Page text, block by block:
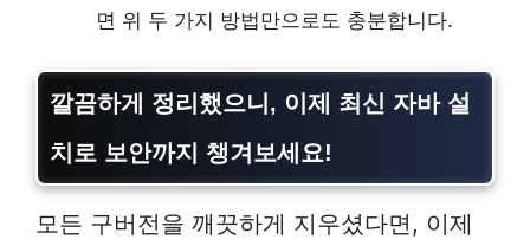
면 위 두 가지 방법만으로도 충분합니다.
깔끔하게 정리했으니, 이제 최신 자바 설
치 로 보안까지 챙겨보세요!
모든 구버전을 깨끗하게 지우셨다면, 이제